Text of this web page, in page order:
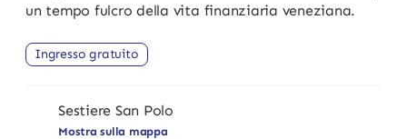
un tempo fulcro della vita finanziaria veneziana.
Ingresso gratuito
Sestiere San Polo
Mostra sulla mappa